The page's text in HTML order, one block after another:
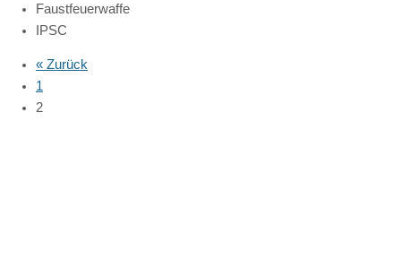
Faustfeuerwaffe
IPSC
« Zurück
1
2